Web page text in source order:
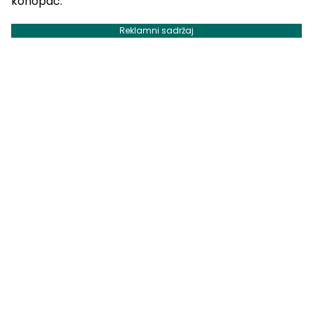
Reklamni sadržaj